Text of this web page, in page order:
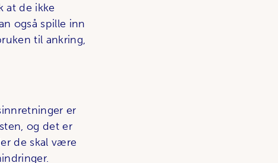
at de ikke
også spille inn
til ankring,
er
og det er
de skal være